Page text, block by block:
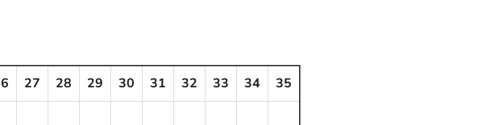
27 28 29 30 31 32 33 34 35